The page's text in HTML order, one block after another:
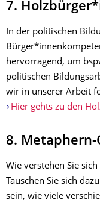
7.
In der politischen
hervorragend, um
politischen
wir in unserer Arbeit
Hier gehts zu den
8. Metaphern-
Wie verstehen Sie
Tauschen Sie sich
sein, wie viele